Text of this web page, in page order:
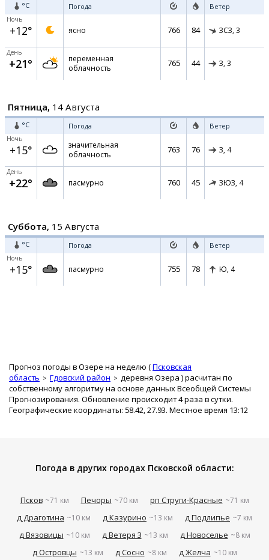
°C Погода Ветер
Ночь
+12° ясно 766 84 ЗСЗ, 3
День
+21°
переменная
облачность
765 44 З, 3
Пятница, 14 Августа
°C Погода Ветер
Ночь
+15°
значительная
облачность
763 76 З, 4
День
+22° пасмурно 760 45 ЗЮЗ, 4
Суббота, 15 Августа
°C Погода Ветер
Ночь
+15° пасмурно 755 78 Ю, 4
Прогноз погоды в Озере на неделю (Псковская
область
Гдовский район деревня Озера ) расчитан по
собственному алгоритму на основе данных Всеобщей Системы
Прогнозирования. Обновление происходит 4 раза в сутки.
Географические координаты: 58.42, 27.93. Местное время 13:12
Погода в других городах Псковской области:
Псков ~71 км Печоры ~70 км рп Струги-Красные ~71 км
д Драготина ~10 км д Казурино ~13 км д Подлипье ~7 км
д Вязовицы ~10 км д Ветеря 3 ~13 км д Новоселье ~8 км
д Островцы ~13 км д Сосно ~8 км д Желча ~10 км